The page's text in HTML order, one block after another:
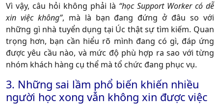
Vì vậy, câu hỏi không phải là “học Support Worker có dễ
xin việc không”, mà là bạn đang đứng ở đâu so với
những gì nhà tuyển dụng tại Úc thật sự tìm kiếm. Quan
trọng hơn, bạn cần hiểu rõ mình đang có gì, đáp ứng
được yêu cầu nào, và mức độ phù hợp ra sao với từng
nhóm khách hàng cụ thể mà tổ chức đang phục vụ.
3. Những sai lầm phổ biến khiến nhiều
người học xong vẫn không xin được việc